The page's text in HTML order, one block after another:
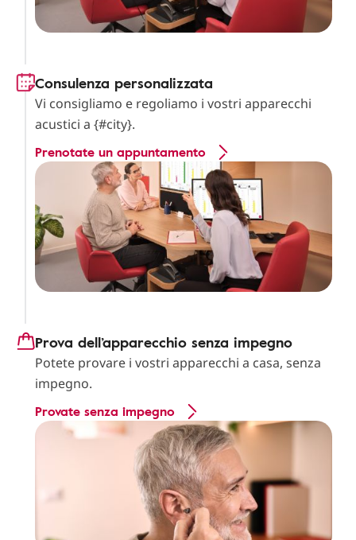
Consulenza personalizzata
Vi consigliamo e regoliamo i vostri apparecchi
acustici a {#city}.
Prenotate un appuntamento
Prova dell’apparecchio senza impegno
Potete provare i vostri apparecchi a casa, senza
impegno.
Provate senza impegno